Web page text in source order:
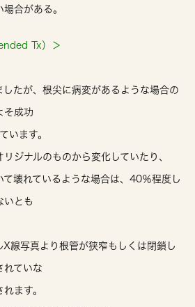
合がある。
Tx）＞
したが、根尖に病変があるような場合の
そ成功
います。
ジナルのものから変化していたり、
壊れているような場合は、40％程度し
いとも
線写真より根管が狭窄もしくは閉鎖し
れていな
ます。